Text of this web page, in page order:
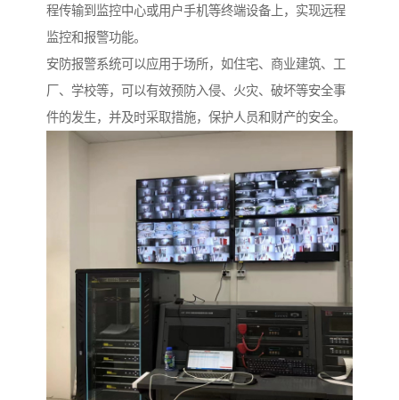
程传输到监控中心或用户手机等终端设备上，实现远程
监控和报警功能。
安防报警系统可以应用于场所，如住宅、商业建筑、工
厂、学校等，可以有效预防入侵、火灾、破坏等安全事
件的发生，并及时采取措施，保护人员和财产的安全。